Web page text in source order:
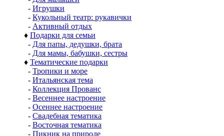
- Игрушки
- Кукольный театр: рукавички
- Активный отдых
♦ Подарки для семьи
- Для папы, дедушки, брата
- Для мамы, бабушки, сестры
♦ Тематические подарки
- Тропики и море
- Итальянская тема
- Коллекция Прованс
- Весеннее настроение
- Осеннее настроение
- Свадебная тематика
- Восточная тематика
- Пикник на природе